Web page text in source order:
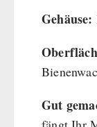
Gehäuse:
Gut